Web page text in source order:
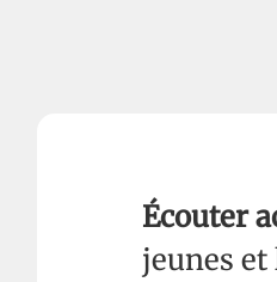
Écouter
jeunes et